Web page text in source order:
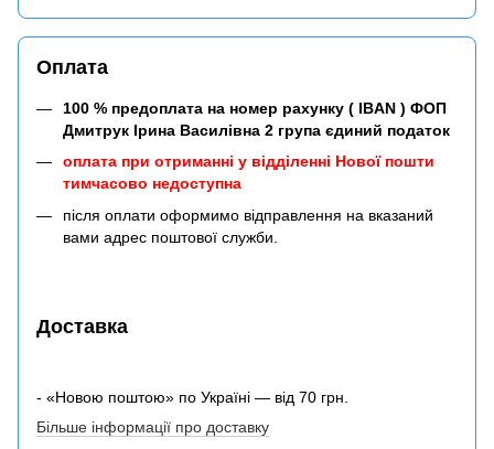
Оплата
100 % предоплата на номер рахунку ( IBAN ) ФОП
Дмитрук Ірина Василівна 2 група єдиний податок
оплата при отриманні у відділенні Нової пошти
тимчасово недоступна
після оплати оформимо відправлення на вказаний
вами адрес поштової служби.
Доставка
- «Новою поштою» по Україні — від 70 грн.
Більше інформації про доставку